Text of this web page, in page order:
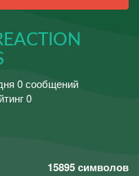
0 сообщений
0
15895символов